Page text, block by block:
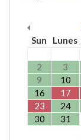
Sun
Lunes
2
3
9
10
16
17
23
24
30
31